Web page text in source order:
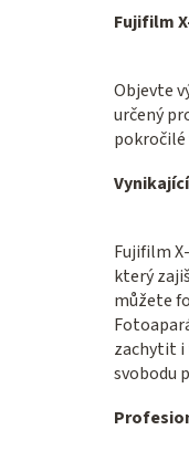
Fujifilm
Objevte
určený
pokročilé
Fujifilm
který
můžete
zachytit i
svobodu